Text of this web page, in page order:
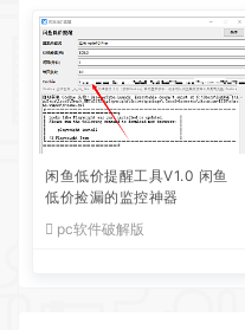
闲鱼低价提醒工具V1.0 闲鱼
低价捡漏的监控神器
pc软件破解版